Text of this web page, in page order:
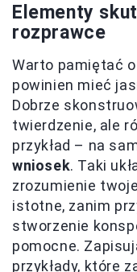
Elementy
rozprawce
Warto pamiętać
powinien mieć
Dobrze
twierdzenie, ale
przykład – na
wniosek. Taki
zrozumienie
istotne, zanim
stworzenie
pomocne.
przykłady, które